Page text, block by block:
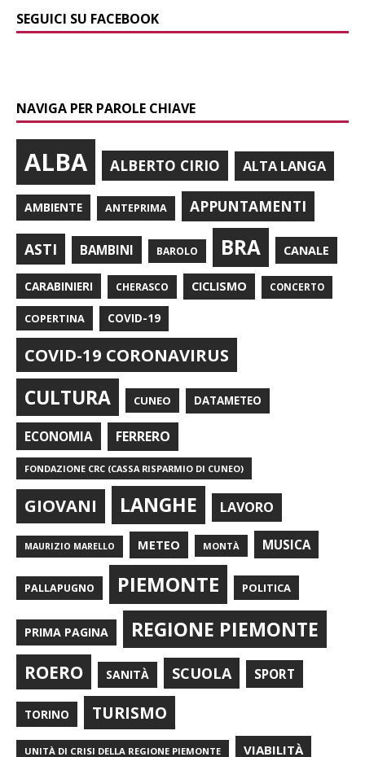
SEGUICI SU FACEBOOK
NAVIGA PER PAROLE CHIAVE
ALBA ALBERTO CIRIO ALTA LANGA
AMBIENTE ANTEPRIMA APPUNTAMENTI
ASTI BAMBINI BAROLO BRA CANALE
CARABINIERI CHERASCO CICLISMO CONCERTO
COPERTINA COVID-19
COVID-19 CORONAVIRUS
CULTURA CUNEO DATAMETEO
ECONOMIA FERRERO
FONDAZIONE CRC (CASSA RISPARMIO DI CUNEO)
GIOVANI LANGHE LAVORO
MAURIZIO MARELLO METEO MONTÀ MUSICA
PALLAPUGNO PIEMONTE POLITICA
PRIMA PAGINA REGIONE PIEMONTE
ROERO SANITÀ SCUOLA SPORT
TORINO TURISMO
UNITÀ DI CRISI DELLA REGIONE PIEMONTE VIABILITÀ